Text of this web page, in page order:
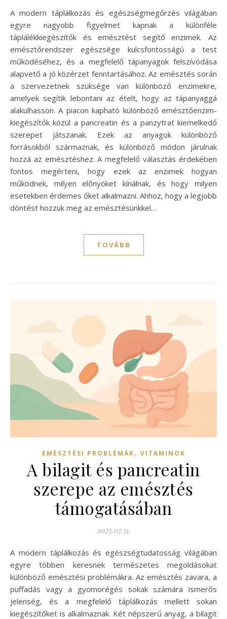
A modern táplálkozás és egészségmegőrzés világában
egyre nagyobb figyelmet kapnak a különféle
táplálékkiegészítők és emésztést segítő enzimek. Az
emésztőrendszer egészsége kulcsfontosságú a test
működéséhez, és a megfelelő tápanyagok felszívódása
alapvető a jó közérzet fenntartásához. Az emésztés során
a szervezetnek szüksége van különböző enzimekre,
amelyek segítik lebontani az ételt, hogy az tápanyaggá
alakulhasson. A piacon kapható különböző emésztőenzim-
kiegészítők közül a pancreatin és a panzytrat kiemelkedő
szerepet játszanak. Ezek az anyagok különböző
forrásokból származnak, és különböző módon járulnak
hozzá az emésztéshez. A megfelelő választás érdekében
fontos megérteni, hogy ezek az enzimek hogyan
működnek, milyen előnyöket kínálnak, és hogy milyen
esetekben érdemes őket alkalmazni. Ahhoz, hogy a legjobb
döntést hozzuk meg az emésztésünkkel…
TOVÁBB
EMÉSZTÉSI PROBLÉMÁK, VITAMINOK
A bilagit és pancreatin
szerepe az emésztés
támogatásában
2025.07.31.
A modern táplálkozás és egészségtudatosság világában
egyre többen keresnek természetes megoldásokat
különböző emésztési problémákra. Az emésztés zavara, a
puffadás vagy a gyomorégés sokak számára ismerős
jelenség, és a megfelelő táplálkozás mellett sokan
kiegészítőket is alkalmaznak. Két népszerű anyag, a bilagit